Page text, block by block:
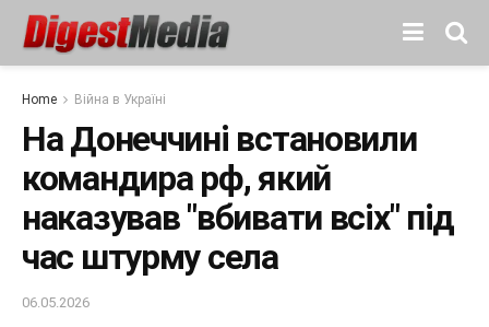
Home Війна в Україні
На Донеччині встановили
командира рф, який
наказував "вбивати всіх" під
час штурму села
06.05.2026